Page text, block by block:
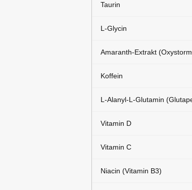
Taurin
L-Glycin
Amaranth-Extrakt
Koffein
L-Alanyl-L-Glutamin
Vitamin D
Vitamin C
Niacin (Vitamin B3)